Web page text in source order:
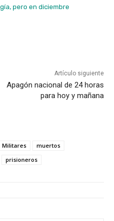
pero en diciembre
Artículo siguiente
Apagón nacional de 24 horas
para hoy y mañana
Militares
muertos
prisioneros